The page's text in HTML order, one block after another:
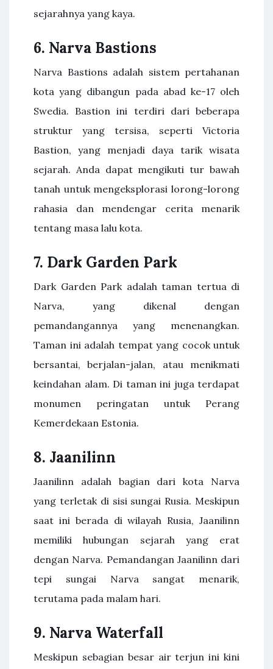
sejarahnya yang kaya.
6. Narva Bastions
Narva Bastions adalah sistem pertahanan
kota yang dibangun pada abad ke-17 oleh
Swedia. Bastion ini terdiri dari beberapa
struktur yang tersisa, seperti Victoria
Bastion, yang menjadi daya tarik wisata
sejarah. Anda dapat mengikuti tur bawah
tanah untuk mengeksplorasi lorong-lorong
rahasia dan mendengar cerita menarik
tentang masa lalu kota.
7. Dark Garden Park
Dark Garden Park adalah taman tertua di
Narva, yang dikenal dengan
pemandangannya yang menenangkan.
Taman ini adalah tempat yang cocok untuk
bersantai, berjalan-jalan, atau menikmati
keindahan alam. Di taman ini juga terdapat
monumen peringatan untuk Perang
Kemerdekaan Estonia.
8. Jaanilinn
Jaanilinn adalah bagian dari kota Narva
yang terletak di sisi sungai Rusia. Meskipun
saat ini berada di wilayah Rusia, Jaanilinn
memiliki hubungan sejarah yang erat
dengan Narva. Pemandangan Jaanilinn dari
tepi sungai Narva sangat menarik,
terutama pada malam hari.
9. Narva Waterfall
Meskipun sebagian besar air terjun ini kini